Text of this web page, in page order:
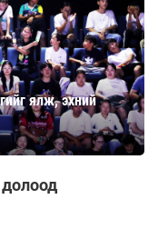
ялж, эхний